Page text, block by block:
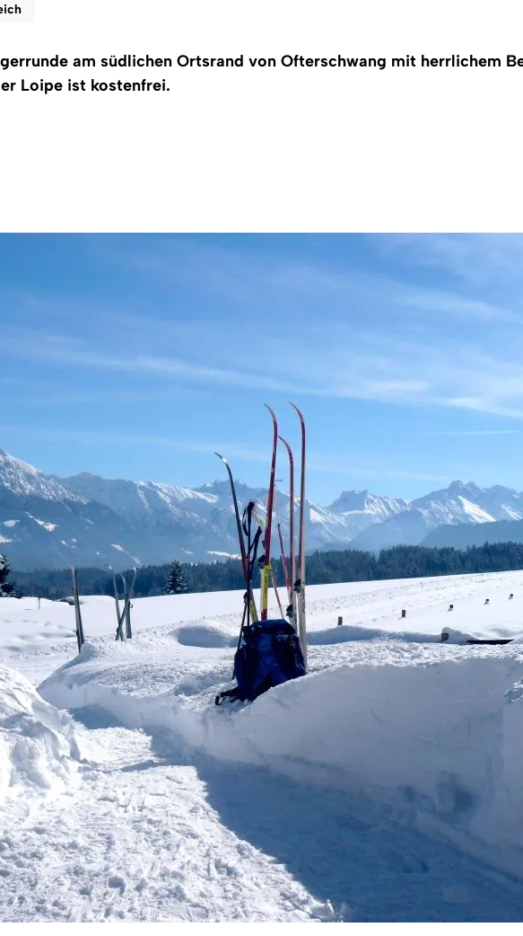
am südlichen Ortsrand von Ofterschwang mit herrlichem
Loipe ist kostenfrei.